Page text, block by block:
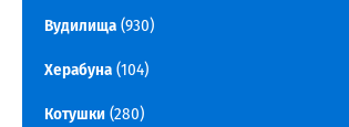
Вудилища(930)
Херабуна(104)
Котушки(280)